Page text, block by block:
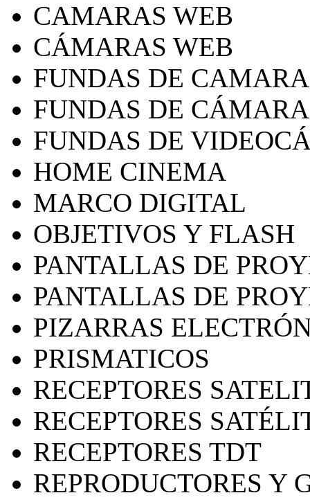
CAMARAS WEB
CÁMARAS WEB
FUNDAS DE
FUNDAS DE
FUNDAS DE
HOME CINEMA
MARCO DIGITAL
OBJETIVOS Y FLASH
PANTALLAS DE
PANTALLAS DE
PIZARRAS
PRISMATICOS
RECEPTORES
RECEPTORES
RECEPTORES TDT
REPRODUCTORES Y